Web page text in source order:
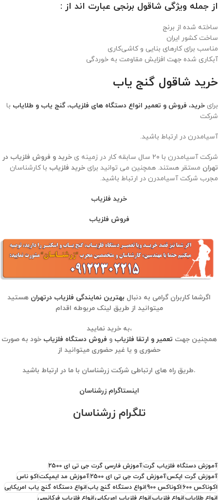
از جمله ویژگی شاقول برنجی عبارت اند از :
ساخته شده از برنج
ساخت کشور ایران
مناسب برای کارهای بنایی و کاشی‌کاری
آبکاری شده جهت افزایش مقاومت به خوردگی
خرید شاقول گنج یاب
برای خرید، فروش و تعمیر انواع دستگاه های فلزیاب، گنج یاب و طلایاب با
شرکت
آسیامدرن در ارتباط باشید.
شرکت آسیامدرن با ۲۰ سال سابقه کار در زمینه ی خرید و فروش فلزیاب در
تهران مستقر هستند. همچنین می توانید برای خرید فلزیاب با کارشناسان
مجرب شرکت آسیامدرن در ارتباط باشید.
خرید فلزیاب
فروش فلزیاب
اگرشما کاربران گرامی به دنبال بهترین نمایندگی فلزیاب درتهران هستید
میتوانید از طریق لینک مربوطه اقدام
به خرید نمایید،
همچنین جهت تعمیر و ارتقا فلزیاب و فروش دستگاه فلزیاب خود به صورت
حضوری و یا غیر حضوری میتوانید از
طریق راه های ارتباطی شرکت زرشناسان با ما در ارتباط باشید.
اینستاگرام زرشناسان
تلگرام زرشناسان
آموزش دستگاه فلزیاب گرتآموزش فارسی گرت جی تی ای 2500
آموزش گرت اپکسآموزش گرت جی تی ای 2500 آموزش مد ایمپکتاکو ناس
اکوناکس 600
اکوناکس 900 انواع دستگاه گنج یابانواع دستگاه گنج یاب امریکایی
انواع طلایابانواع فلزیابانواع فلزیاب امریکاییانواع فلزیاب فرکانسی